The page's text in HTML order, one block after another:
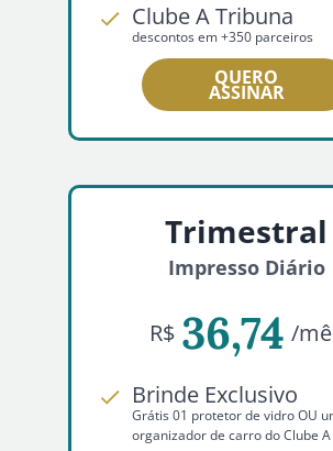
Clube A Tribuna
descontos em +350 parceiros
QUERO
ASSINAR
Trimestral
Impresso Diário
R$ 36,74 /
Brinde Exclusivo
Grátis 01 protetor de vidro OU
organizador de carro do Clube